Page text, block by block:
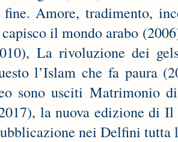
fine. Amore, tradimento,
il mondo arabo
La rivoluzione dei
l’Islam che fa paura
sono usciti Matrimonio
la nuova edizione di
nei Delfini tutta